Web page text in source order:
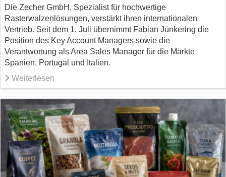
Die Zecher GmbH, Spezialist für hochwertige
Rasterwalzenlösungen, verstärkt ihren internationalen
Vertrieb. Seit dem 1. Juli übernimmt Fabian Jünkering die
Position des Key Account Managers sowie die
Verantwortung als Area Sales Manager für die Märkte
Spanien, Portugal und Italien.
Weiterlesen